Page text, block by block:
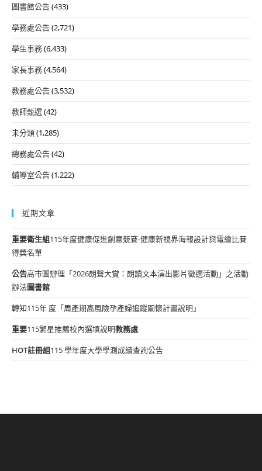
圖書館公告(433)
學務處公告(2,721)
學生事務(6,433)
家長事務(4,564)
教務處公告(3,532)
教師甄選(42)
未分類(1,285)
總務處公告(42)
輔導室公告(1,222)
近期文章
重要衛生組115年度健康促進創意競賽-健康新視界海報設計與電繪比賽
得獎名單
公告高市圖辦理「2026朗聲大賞：朗讀文本演出影片徵選活動」之活動
辦法圖書館
轉知115年 度「周產期高風險孕產婦追蹤關懷計畫說明」
重要115繁星推薦校內選填說明教務處
HOT註冊組115 學年度大學學測成績查詢公告